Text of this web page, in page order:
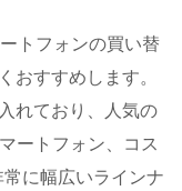
トフォンの買い替
おすすめします。
れており、人気の
ートフォン、コス
に幅広いラインナ